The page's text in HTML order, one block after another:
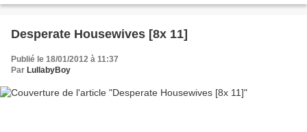
Desperate Housewives [8x 11]
Publié le 18/01/2012 à 11:37
Par LullabyBoy